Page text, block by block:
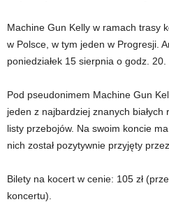
Machine Gun Kelly w ramach trasy
w Polsce, w tym jeden w Progresji.
poniedziałek 15 sierpnia o godz. 20.
Pod pseudonimem Machine Gun
jeden z najbardziej znanych
listy przebojów. Na swoim koncie
nich został pozytywnie przyjęty
Bilety na kocert w cenie: 105 zł
koncertu).